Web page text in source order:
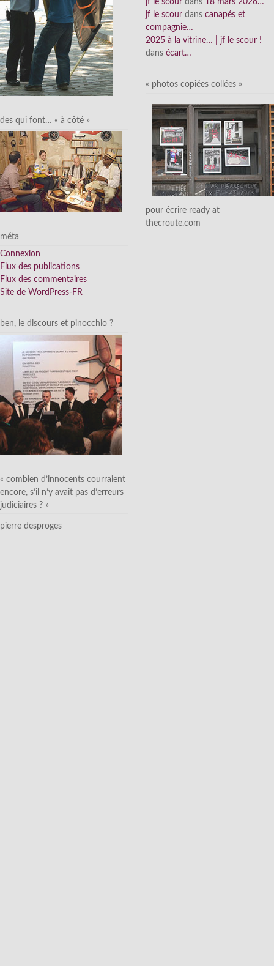
des qui font… « à côté »
méta
Connexion
Flux des publications
Flux des commentaires
Site de WordPress-FR
ben, le discours et pinocchio ?
« combien d’innocents courraient
encore, s’il n’y avait pas d’erreurs
judiciaires ? »
pierre desproges
jf le scour dans 18 mars 2026…
jf le scour dans canapés et
compagnie…
2025 à la vitrine… | jf le scour !
dans écart…
« photos copiées collées »
pour écrire ready at
thecroute.com